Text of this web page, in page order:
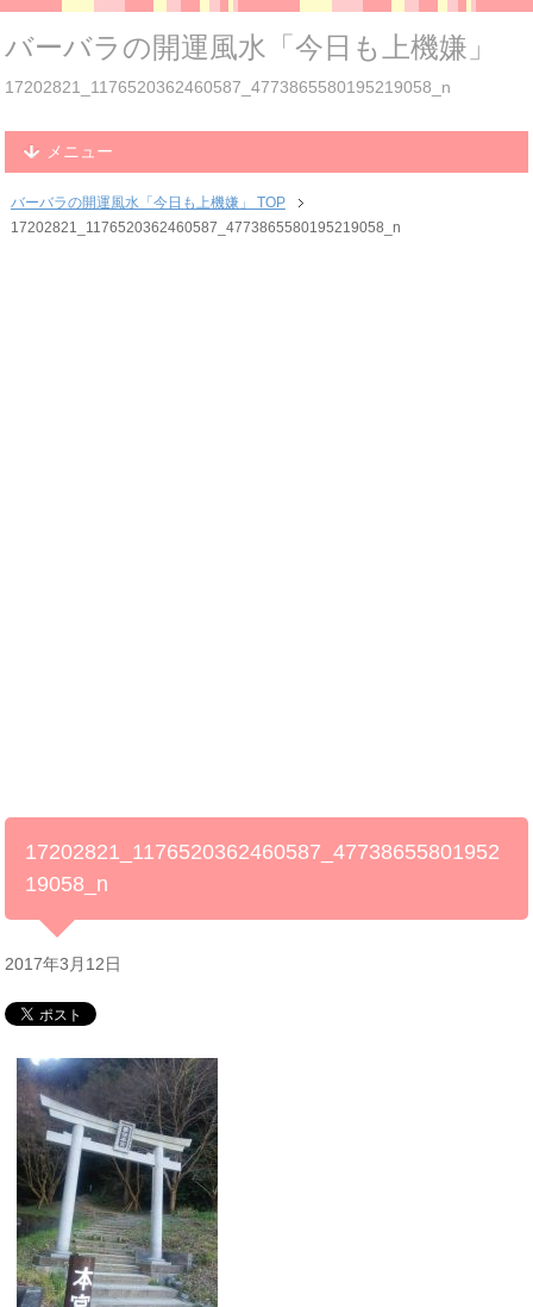
バーバラの開運風水「今日も上機嫌」
17202821_1176520362460587_4773865580195219058_n
メニュー
バーバラの開運風水「今日も上機嫌」 TOP
17202821_1176520362460587_4773865580195219058_n
17202821_1176520362460587_47738655801952
19058_n
2017年3月12日